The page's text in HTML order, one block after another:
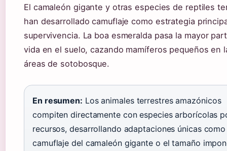
El camaleón gigante y otras especies de reptiles
han desarrollado camuflaje como estrategia
supervivencia. La boa esmeralda pasa la mayor
vida en el suelo, cazando mamíferos pequeños en
áreas de sotobosque.
En resumen: Los animales terrestres amazónicos
compiten directamente con especies arborícolas
recursos, desarrollando adaptaciones únicas
camuflaje del camaleón gigante o el tamaño